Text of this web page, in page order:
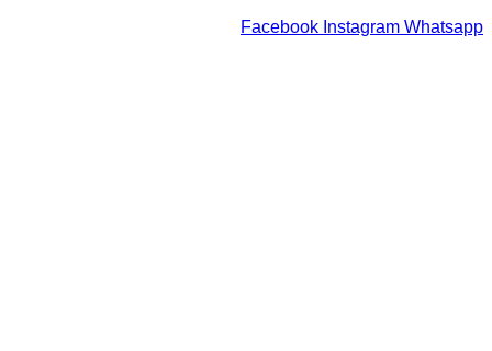
Facebook Instagram Whatsapp